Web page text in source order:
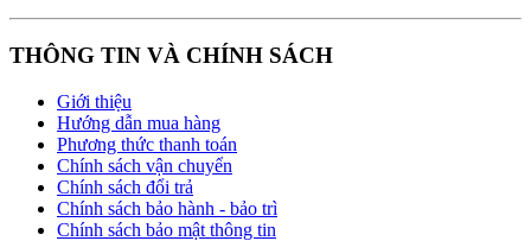
THÔNG TIN VÀ CHÍNH SÁCH
Giới thiệu
Hướng dẫn mua hàng
Phương thức thanh toán
Chính sách vận chuyển
Chính sách đổi trả
Chính sách bảo hành - bảo trì
Chính sách bảo mật thông tin